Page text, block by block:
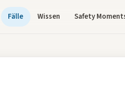
Fälle Wissen Safety